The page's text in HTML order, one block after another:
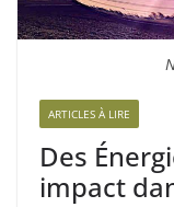
ARTICLES À LIRE
Des
impact